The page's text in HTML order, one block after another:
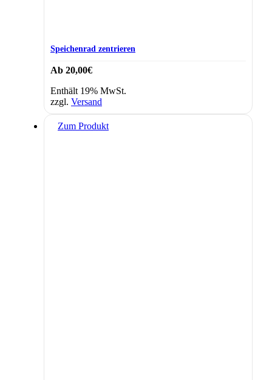
Speichenrad zentrieren
Ab 20,00€
Enthält 19% MwSt.
zzgl. Versand
Zum Produkt